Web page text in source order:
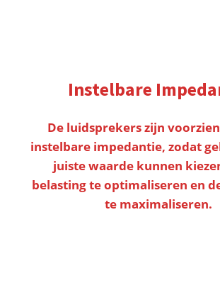
Instelbare
De luidsprekers zijn
instelbare impedantie, zodat
juiste waarde kunnen
belasting te optimaliseren en
te maximaliseren.